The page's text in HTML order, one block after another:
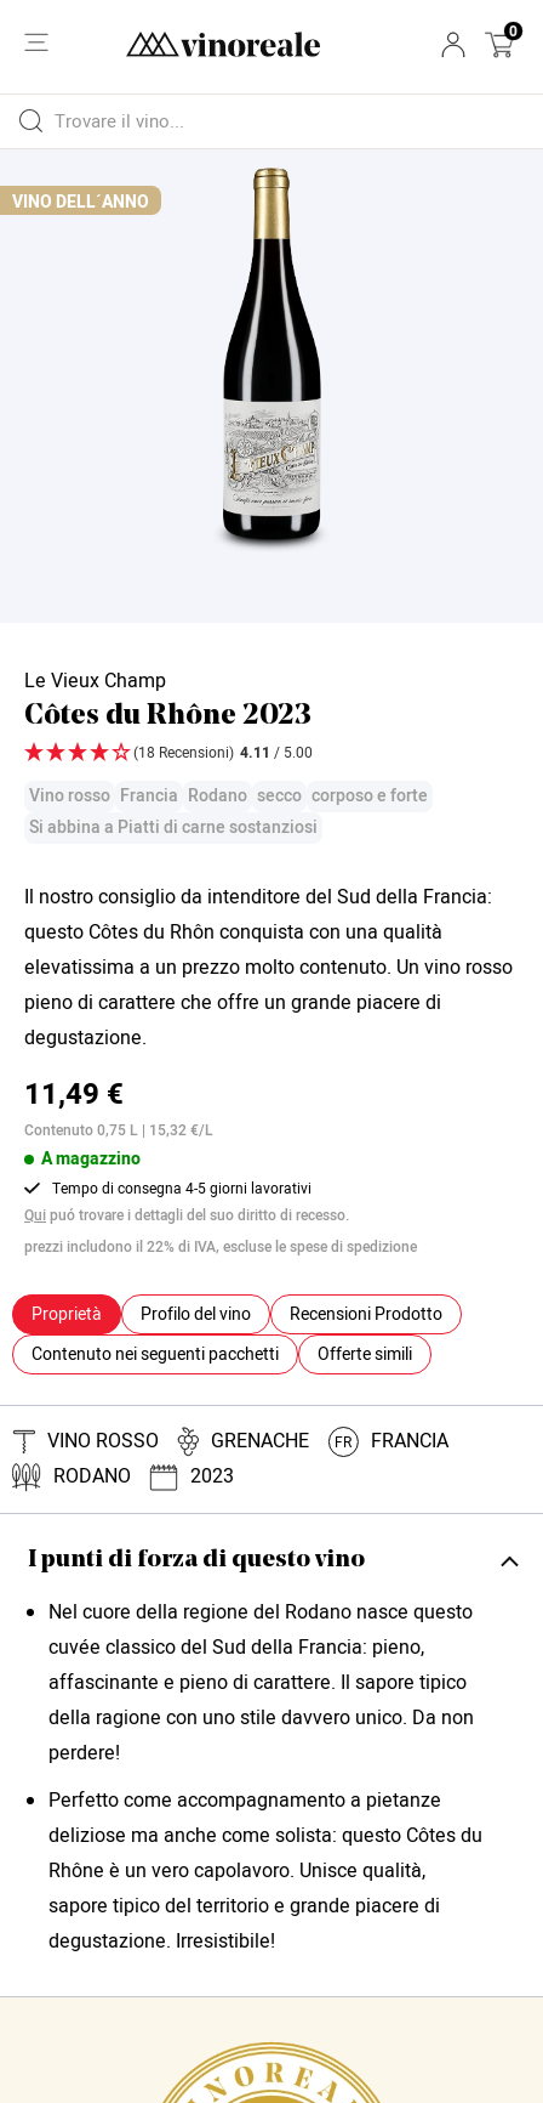
0
VINO DELL´ANNO
Le Vieux Champ
Côtes du Rhône 2023
(18 Recensioni) 4.11 / 5.00
Vino rosso Francia Rodano secco corposo e forte
Si abbina a Piatti di carne sostanziosi
Il nostro consiglio da intenditore del Sud della Francia:
questo Côtes du Rhôn conquista con una qualità
elevatissima a un prezzo molto contenuto. Un vino rosso
pieno di carattere che offre un grande piacere di
degustazione.
11,49 €
Contenuto 0,75 L | 15,32 €/L
A magazzino
Tempo di consegna 4-5 giorni lavorativi
Quipuó trovare i dettagli del suo diritto di recesso.
prezzi includono il 22% di IVA, escluse le spese di spedizione
Proprietà Profilo del vino
Recensioni Prodotto
Contenuto nei seguenti pacchetti
Offerte simili
VINO ROSSO GRENACHE FR
FRANCIA
RODANO
2023
I punti di forza di questo vino
Nel cuore della regione del Rodano nasce questo
cuvée classico del Sud della Francia: pieno,
affascinante e pieno di carattere. Il sapore tipico
della ragione con uno stile davvero unico. Da non
perdere!
Perfetto come accompagnamento a pietanze
deliziose ma anche come solista: questo Côtes du
Rhône è un vero capolavoro. Unisce qualità,
sapore tipico del territorio e grande piacere di
degustazione. Irresistibile!